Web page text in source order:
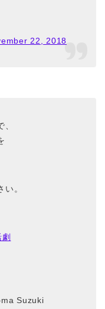
22, 2018
。
Suzuki